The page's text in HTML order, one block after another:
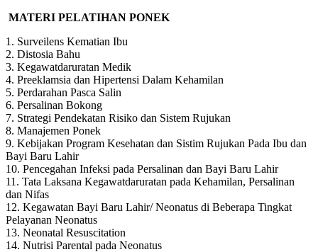
MATERI PELATIHAN PONEK
1. Surveilens Kematian Ibu
2. Distosia Bahu
3. Kegawatdaruratan Medik
4. Preeklamsia dan Hipertensi Dalam Kehamilan
5. Perdarahan Pasca Salin
6. Persalinan Bokong
7. Strategi Pendekatan Risiko dan Sistem Rujukan
8. Manajemen Ponek
9. Kebijakan Program Kesehatan dan Sistim Rujukan Pada Ibu dan
Bayi Baru Lahir
10. Pencegahan Infeksi pada Persalinan dan Bayi Baru Lahir
11. Tata Laksana Kegawatdaruratan pada Kehamilan, Persalinan
dan Nifas
12. Kegawatan Bayi Baru Lahir/ Neonatus di Beberapa Tingkat
Pelayanan Neonatus
13. Neonatal Resuscitation
14. Nutrisi Parental pada Neonatus